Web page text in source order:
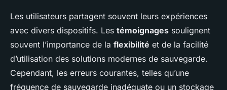
Les utilisateurs partagent souvent leurs expériences
avec divers dispositifs. Les témoignages soulignent
souvent l’importance de la flexibilité et de la facilité
d’utilisation des solutions modernes de sauvegarde.
Cependant, les erreurs courantes, telles qu’une
fréquence de sauvegarde inadéquate ou un stockage